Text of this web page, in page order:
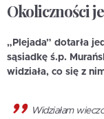
Okoliczności
„Plejada” dotarła
sąsiadkę ś.p.
widziała, co się z
Widziałam